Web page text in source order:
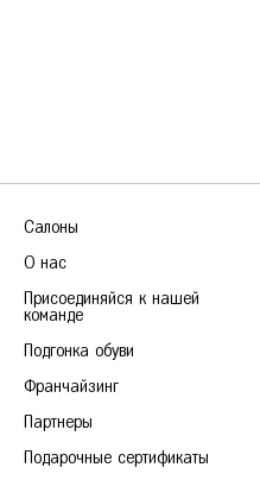
Салоны
О нас
Присоединяйся к нашей
команде
Подгонка обуви
Франчайзинг
Партнеры
Подарочные сертификаты